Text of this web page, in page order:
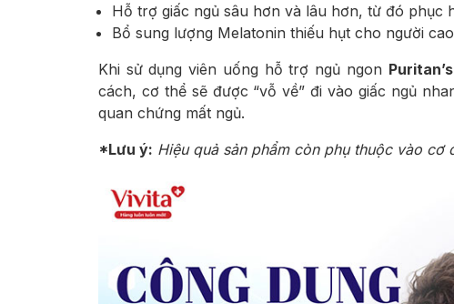
Hỗ trợ giấc ngủ sâu hơn và lâu hơn, từ đó phục
Bổ sung lượng Melatonin thiếu hụt cho người
Khi sử dụng viên uống hỗ trợ ngủ ngon
cách, cơ thể sẽ được “vỗ về” đi vào giấc ngủ
quan chứng mất ngủ.
*Lưu ý: Hiệu quả sản phẩm còn phụ thuộc vào cơ